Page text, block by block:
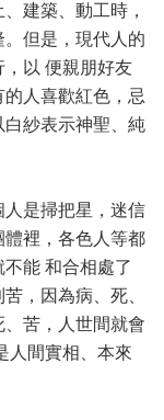
建築、動工時，
但是，現代人的
以 便親朋好友
人喜歡紅色，忌
紗表示神聖、純
是掃把星，迷信
裡，各色人等都
能 和合相處了
，因為病、死、
苦，人世間就會
人間實相、本來